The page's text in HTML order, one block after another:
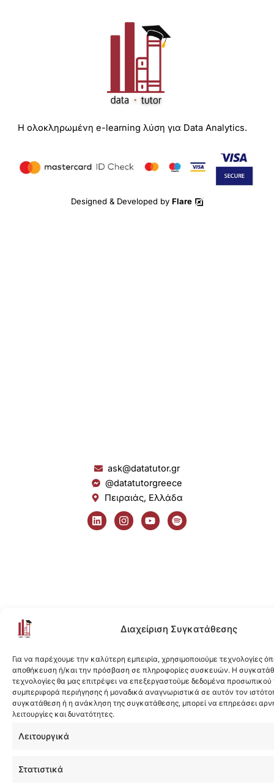
Διαχείριση Συγκατάθεσης
Για να παρέχουμε την καλύτερη εμπειρία, χρησιμοποιούμε τεχνολογίες
αποθήκευση ή/και την πρόσβαση σε πληροφορίες συσκευών. Η
τεχνολογίες θα μας επιτρέψει να επεξεργαστούμε δεδομένα
συμπεριφορά περιήγησης ή μοναδικά αναγνωριστικά σε αυτόν τον
συγκατάθεση ή η ανάκληση της συγκατάθεσης, μπορεί να επηρεάσει
λειτουργίες και δυνατότητες.
Λειτουργικά
Στατιστικά
Η ολοκληρωμένη e-learning λύση για Data Analytics.
Designed & Developed by Flare
ask@datatutor.gr
@datatutorgreece
Πειραιάς, Ελλάδα
L
i
n
I
n
s
Y
o
u
S
p
o